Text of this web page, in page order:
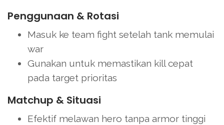
Penggunaan & Rotasi
Masuk ke team fight setelah tank memulai
war
Gunakan untuk memastikan kill cepat
pada target prioritas
Matchup & Situasi
Efektif melawan hero tanpa armor tinggi